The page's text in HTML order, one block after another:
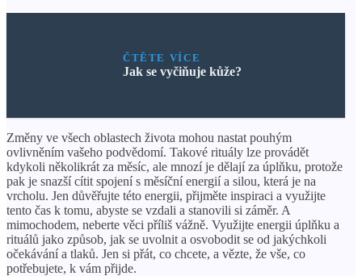
ČTĚTE VÍCE
Jak se vyčiňuje kůže?
Změny ve všech oblastech života mohou nastat pouhým
ovlivněním vašeho podvědomí. Takové rituály lze provádět
kdykoli několikrát za měsíc, ale mnozí je dělají za úplňku, protože
pak je snazší cítit spojení s měsíční energií a silou, která je na
vrcholu. Jen důvěřujte této energii, přijměte inspiraci a využijte
tento čas k tomu, abyste se vzdali a stanovili si záměr. A
mimochodem, neberte věci příliš vážně. Využijte energii úplňku a
rituálů jako způsob, jak se uvolnit a osvobodit se od jakýchkoli
očekávání a tlaků. Jen si přát, co chcete, a vězte, že vše, co
potřebujete, k vám přijde.